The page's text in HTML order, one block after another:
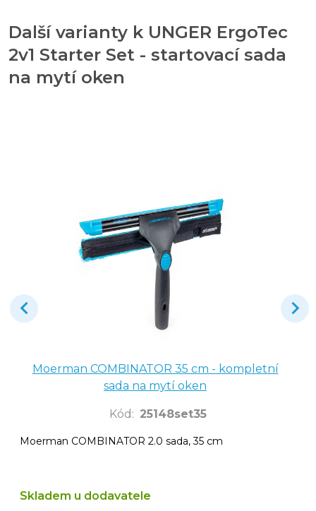
Další varianty k UNGER ErgoTec
2v1 Starter Set - startovací sada
na mytí oken
Moerman COMBINATOR 35 cm - kompletní
sada na mytí oken
Kód : 25148set35
Moerman COMBINATOR 2.0 sada, 35 cm
Skladem u dodavatele